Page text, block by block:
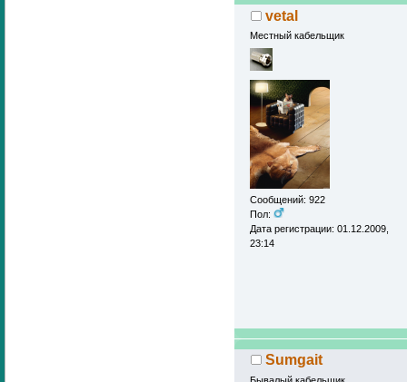
vetal
Местный кабельщик
Сообщений: 922
Пол:
Дата регистрации: 01.12.2009,
23:14
Sumgait